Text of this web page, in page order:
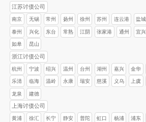
江苏讨债公司
南京 无锡 常州 扬州 徐州 苏州 连云港 盐城
泰州 兴化 东台 常熟 江阴 张家港 通州 宜兴
如皋 昆山
浙江讨债公司
杭州 宁波 绍兴 温州 台州 湖州 嘉兴 金华
乐清 临海 温岭 永康 瑞安 慈溪 义乌 上虞
龙泉 建德
上海讨债公司
黄浦 徐汇 长宁 静安 普陀 虹口 杨浦 浦东